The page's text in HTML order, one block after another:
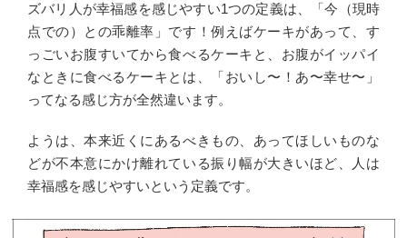
ズバリ人が幸福感を感じやすい1つの定義は、「今（現時
点での）との乖離率」です！例えばケーキがあって、す
っごいお腹すいてから食べるケーキと、お腹がイッパイ
なときに食べるケーキとは、「おいし〜！あ〜幸せ〜」
ってなる感じ方が全然違います。
ようは、本来近くにあるべきもの、あってほしいものな
どが不本意にかけ離れている振り幅が大きいほど、人は
幸福感を感じやすいという定義です。